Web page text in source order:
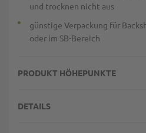
und trocknen nicht aus
günstige Verpackung für
oder im SB-Bereich
PRODUKT HÖHEPUNKTE
DETAILS